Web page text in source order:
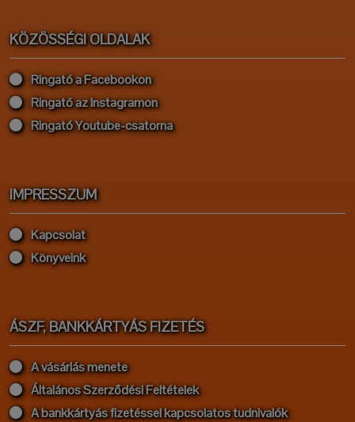
KÖZÖSSÉGI OLDALAK
Ringató a Facebookon
Ringató az Instagramon
Ringató Youtube-csatorna
IMPRESSZUM
Kapcsolat
Könyveink
ÁSZF, BANKKÁRTYÁS FIZETÉS
A vásárlás menete
Általános Szerződési Feltételek
A bankkártyás fizetéssel kapcsolatos tudnivalók